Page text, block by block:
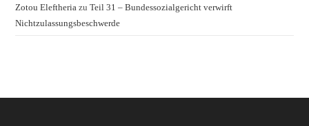
Zotou Eleftheria zuTeil 31 – Bundessozialgericht verwirft
Nichtzulassungsbeschwerde